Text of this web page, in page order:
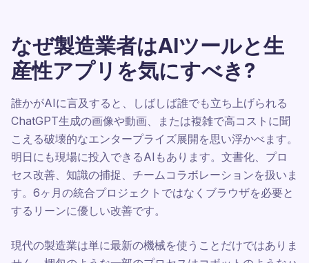
なぜ製造業者はAIツールと生
産性アプリを気にすべき?
誰かがAIに言及すると、しばしば誰でも立ち上げられる
ChatGPT生成の画像や動画、または複雑で高コストに聞
こえる破壊的なエンタープライズ展開を思い浮かべます。
明日にも現場に投入できるAIもあります。文書化、プロ
セス改善、知識の捕捉、チームコラボレーションを扱いま
す。6ヶ月の統合プロジェクトではなくブラウザを必要と
するリーンに優しい改善です。
現代の製造業は単に最新の機械を使うことだけではありま